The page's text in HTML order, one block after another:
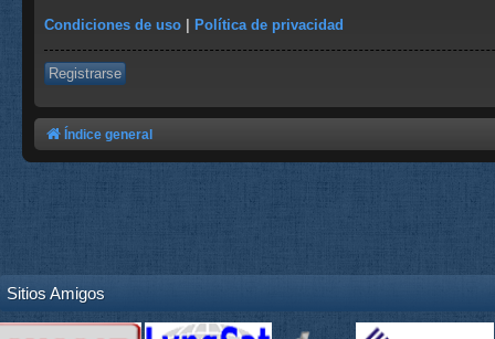
Condiciones de uso | Política de privacidad
Registrarse
Índice general
Sitios Amigos